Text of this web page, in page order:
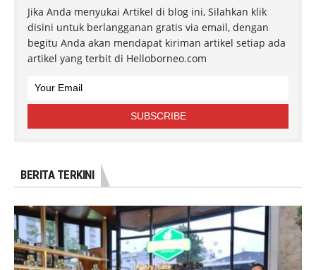
Jika Anda menyukai Artikel di blog ini, Silahkan klik
disini untuk berlangganan gratis via email, dengan
begitu Anda akan mendapat kiriman artikel setiap ada
artikel yang terbit di Helloborneo.com
BERITA TERKINI